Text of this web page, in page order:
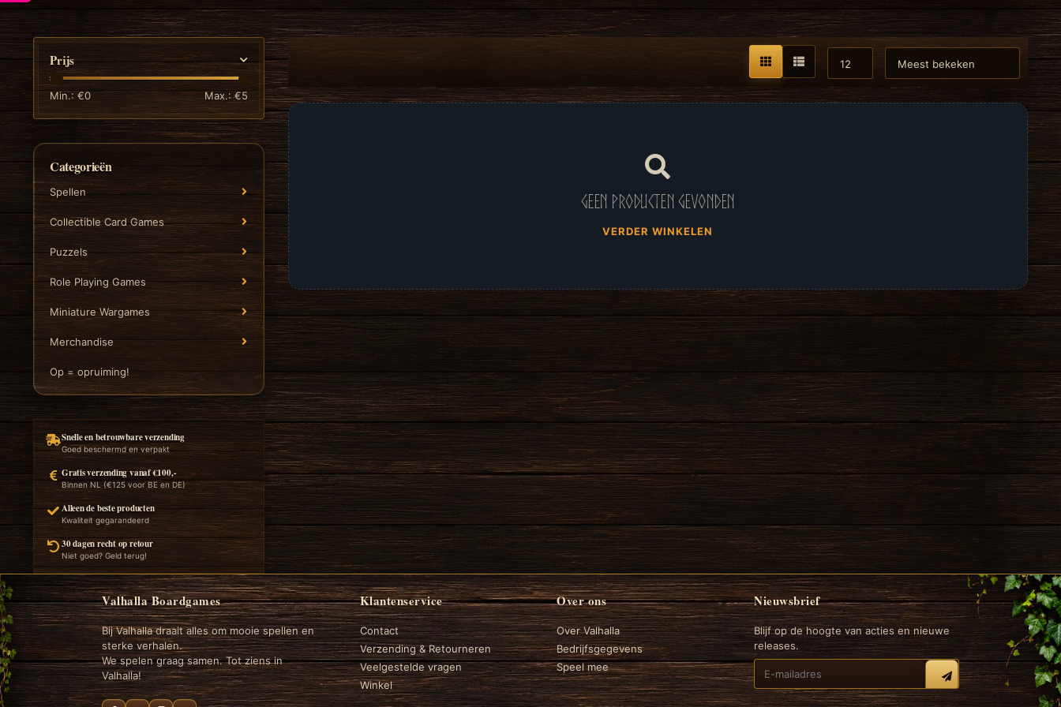
Prijs
Min.: €0 Max.: €5
Categorieën
Spellen
Collectible Card Games
Puzzels
Role Playing Games
Miniature Wargames
Merchandise
Op = opruiming!
Snelle en betrouwbare verzending
Goed beschermd en verpakt
Gratis verzending vanaf €100,-
Binnen NL (€125 voor BE en DE)
Alleen de beste producten
Kwaliteit gegarandeerd
30 dagen recht op retour
Niet goed? Geld terug!
Geen producten gevonden
VERDER WINKELEN
Valhalla Boardgames
Bij Valhalla draait alles om mooie spellen en
sterke verhalen.
We spelen graag samen. Tot ziens in
Valhalla!
Klantenservice
Contact
Verzending & Retourneren
Veelgestelde vragen
Winkel
Over ons
Over Valhalla
Bedrijfsgegevens
Speel mee
Nieuwsbrief
Blijf op de hoogte van acties en nieuwe
releases.